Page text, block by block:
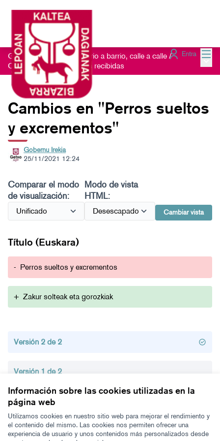
Información sobre las cookies utilizadas en la
página web
Utilizamos cookies en nuestro sitio web para mejorar el rendimiento y
el contenido del mismo. Las cookies nos permiten ofrecer una
experiencia de usuario y unos contenidos más personalizados desde
Entra
Getxo Txukun 2021 - Barrio a barrio, calle a calle /
Consulta las Sugerencias recibidas
Cambios en "Perros sueltos
y excrementos"
Gobernu Irekia
25/11/2021 12:24
Comparar el modo
de visualización:
Modo de vista
HTML:
Cambiar vista
Título (Euskara)
- Perros sueltos y excrementos
+ Zakur solteak eta gorozkiak
Versión 2 de 2
Versión 1 de 2
Términos y condiciones de uso
Configuración de cookies
Zeugaz en X
Zeugaz en Facebook
Zeugaz en Instagram
Zeugaz en YouTube
Zeugaz en GitHub